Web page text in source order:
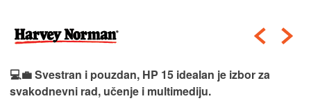
💻💼 Svestran i pouzdan, HP 15 idealan je izbor za
svakodnevni rad, učenje i multimediju.